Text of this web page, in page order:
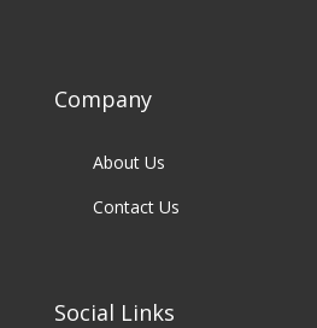
Company
About Us
Contact Us
Social Links